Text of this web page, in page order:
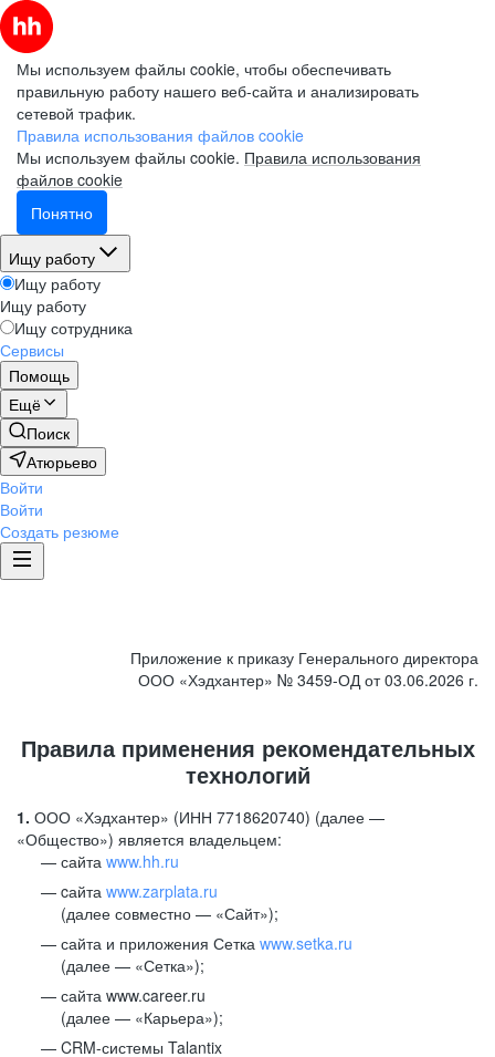
Мы используем файлы cookie, чтобы обеспечивать
правильную работу нашего веб-сайта и анализировать
сетевой трафик.
Правила использования файлов cookie
Мы используем файлы cookie. Правила использования
файлов cookie
Понятно
Ищу работу
Ищу работу
Ищу работу
Ищу сотрудника
Сервисы
Помощь
Ещё
Поиск
Атюрьево
Войти
Войти
Создать резюме
Приложение к приказу Генерального директора
ООО «Хэдхантер» № 3459-ОД от 03.06.2026 г.
Правила применения рекомендательных
технологий
1. ООО «Хэдхантер» (ИНН 7718620740) (далее —
«Общество») является владельцем:
сайта www.hh.ru
cайта www.zarplata.ru
(далее совместно — «Сайт»);
сайта и приложения Сетка www.setka.ru
(далее — «Сетка»);
сайта www.career.ru
(далее — «Карьера»);
CRM-системы Talantix